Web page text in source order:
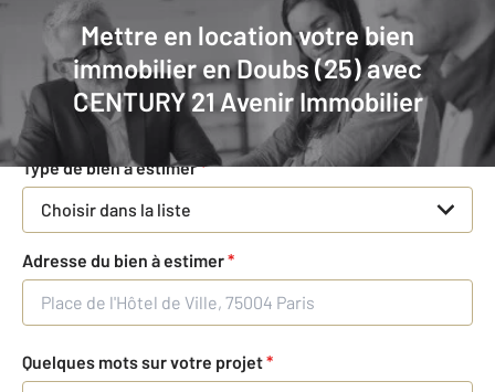
Mettre en location votre bien
immobilier en Doubs (25) avec
CENTURY 21 Avenir Immobilier
Agence immobilière
Faites estimer gratuitement votre
bien en location
Concernant votre bien
Type de bien à estimer*
Choisir dans la liste
Adresse du bien à estimer*
Quelques mots sur votre projet*